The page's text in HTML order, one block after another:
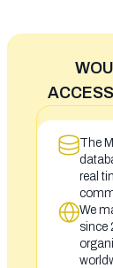
The
real
We
since